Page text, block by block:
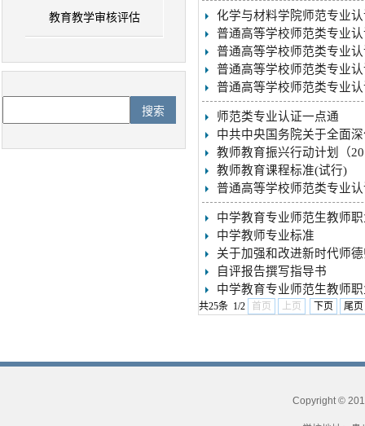
教育教学审核评估
化学与材料学院师范专业
普通高等学校师范类专业
普通高等学校师范类专业
普通高等学校师范类专业
普通高等学校师范类专业
师范类专业认证一点通
中共中央国务院关于全面
教师教育振兴行动计划（
教师教育课程标准(试行)
普通高等学校师范类专业
中学教育专业师范生教师
中学教师专业标准
关于加强和改进新时代师
自评报告撰写指导书
中学教育专业师范生教师
共25条 1/2 首页 上页 下页 尾页
Copyright ©